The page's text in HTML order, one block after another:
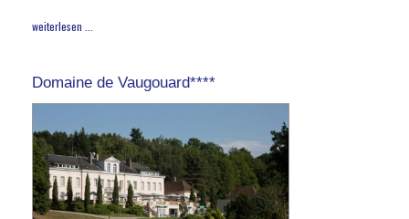
weiterlesen ...
Domaine de Vaugouard****